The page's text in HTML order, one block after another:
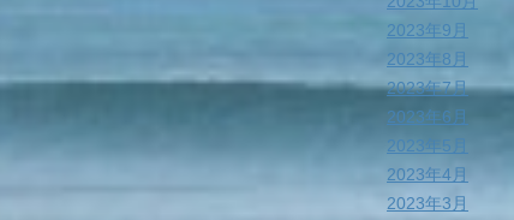
2023年9月
2023年8月
2023年7月
2023年6月
2023年5月
2023年4月
2023年3月